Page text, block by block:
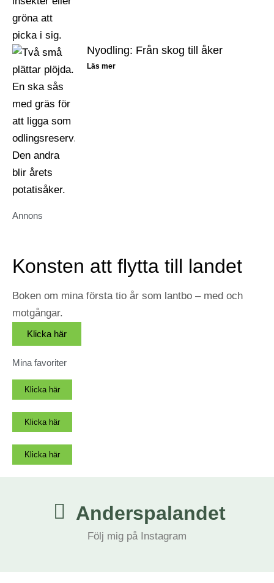
Nyodling: Från skog till åker
Läs mer
Annons
Konsten att flytta till landet
Boken om mina första tio år som lantbo – med och
motgångar.
Klicka här
Mina favoriter
Klicka här
Klicka här
Klicka här
Anderspalandet
Följ mig på Instagram